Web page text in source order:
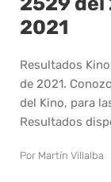
2021
Resultados
de 2021.
del Kino, para
Resultados
Por Martín Villalba